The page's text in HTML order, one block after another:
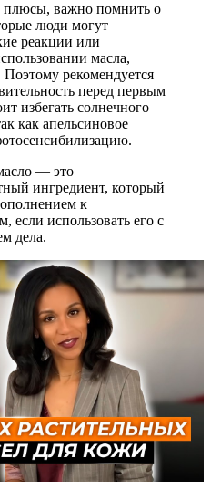
плюсы, важно помнить о
люди могут
реакции или
масла,
рекомендуется
перед первым
избегать солнечного
как апельсиновое
— это
ингредиент, который
к
если использовать его с
дела.